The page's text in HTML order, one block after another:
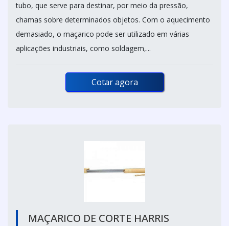
tubo, que serve para destinar, por meio da pressão,
chamas sobre determinados objetos. Com o aquecimento
demasiado, o maçarico pode ser utilizado em várias
aplicações industriais, como soldagem,...
Cotar agora
MAÇARICO DE CORTE HARRIS